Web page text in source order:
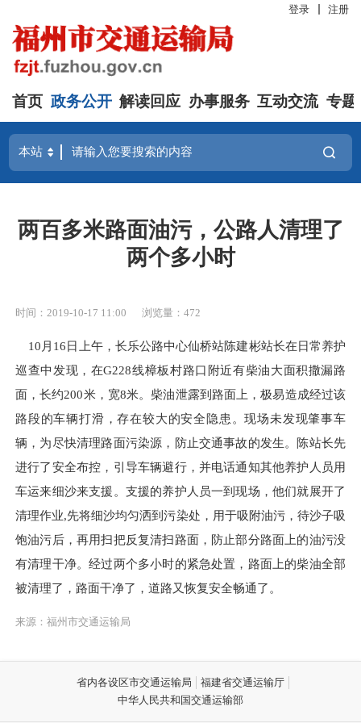
登录 注册
首页 政务公开 解读回应 办事服务 互动交流 专题
两百多米路面油污，公路人清理了
两个多小时
时间：2019-10-17 11:00 浏览量：472
10月16日上午，长乐公路中心仙桥站陈建彬站长在日常养护
巡查中发现，在G228线樟板村路口附近有柴油大面积撒漏路
面，长约200米，宽8米。柴油泄露到路面上，极易造成经过该
路段的车辆打滑，存在较大的安全隐患。现场未发现肇事车
辆，为尽快清理路面污染源，防止交通事故的发生。陈站长先
进行了安全布控，引导车辆避行，并电话通知其他养护人员用
车运来细沙来支援。支援的养护人员一到现场，他们就展开了
清理作业,先将细沙均匀洒到污染处，用于吸附油污，待沙子吸
饱油污后，再用扫把反复清扫路面，防止部分路面上的油污没
有清理干净。经过两个多小时的紧急处置，路面上的柴油全部
被清理了，路面干净了，道路又恢复安全畅通了。
来源：福州市交通运输局
省内各设区市交通运输局
福建省交通运输厅
中华人民共和国交通运输部